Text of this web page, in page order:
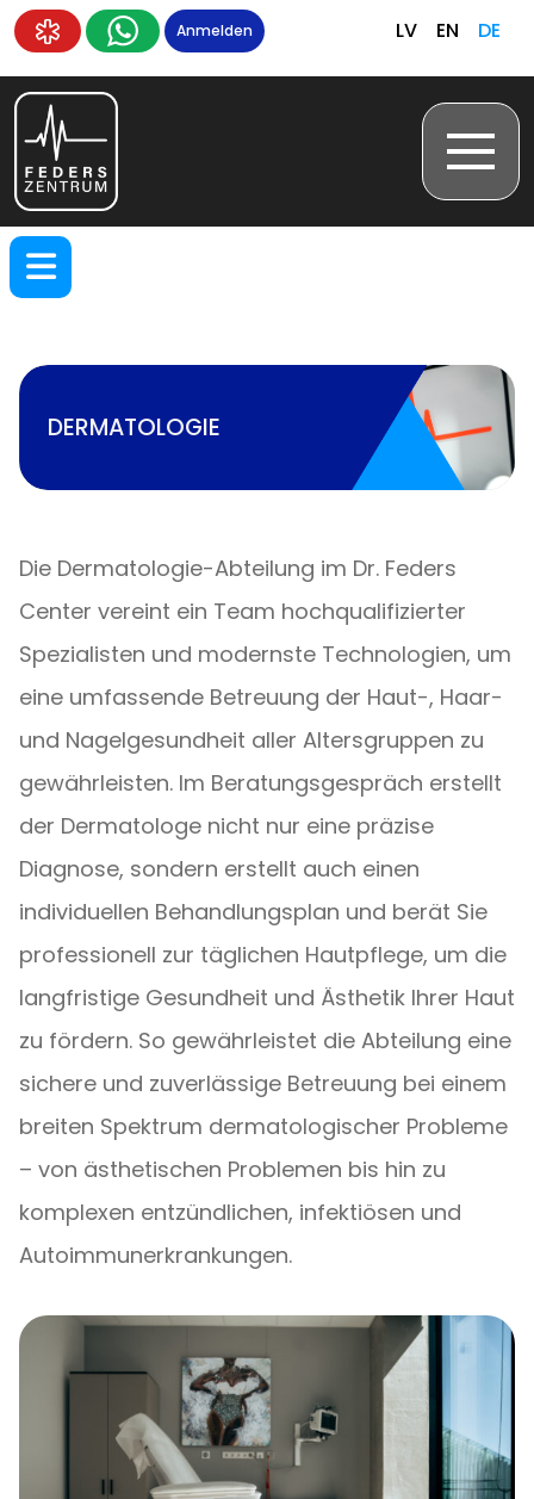
Anmelden LV EN DE
DERMATOLOGIE
Die Dermatologie-Abteilung im Dr. Feders
Center vereint ein Team hochqualifizierter
Spezialisten und modernste Technologien, um
eine umfassende Betreuung der Haut-, Haar-
und Nagelgesundheit aller Altersgruppen zu
gewährleisten. Im Beratungsgespräch erstellt
der Dermatologe nicht nur eine präzise
Diagnose, sondern erstellt auch einen
individuellen Behandlungsplan und berät Sie
professionell zur täglichen Hautpflege, um die
langfristige Gesundheit und Ästhetik Ihrer Haut
zu fördern. So gewährleistet die Abteilung eine
sichere und zuverlässige Betreuung bei einem
breiten Spektrum dermatologischer Probleme
– von ästhetischen Problemen bis hin zu
komplexen entzündlichen, infektiösen und
Autoimmunerkrankungen.